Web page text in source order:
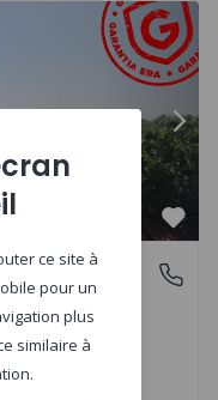
Zebreira e Segura -
ce site à
pour un
plus
similaire à